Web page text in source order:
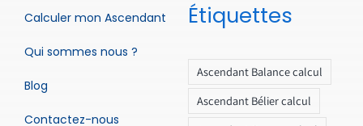
Calculer mon Ascendant
Qui sommes nous ?
Blog
Contactez-nous
Étiquettes
Ascendant Balance calcul
Ascendant Bélier calcul